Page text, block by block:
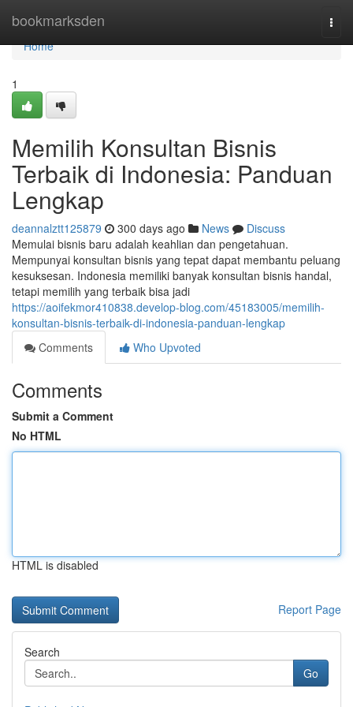
bookmarksden
Home
Home
1
Memilih Konsultan Bisnis
Terbaik di Indonesia: Panduan
Lengkap
deannalztt125879 300 days ago News
Discuss
Memulai bisnis baru adalah keahlian dan pengetahuan.
Mempunyai konsultan bisnis yang tepat dapat membantu peluang
kesuksesan. Indonesia memiliki banyak konsultan bisnis handal,
tetapi memilih yang terbaik bisa jadi
https://aoifekmor410838.develop-blog.com/45183005/memilih-
konsultan-bisnis-terbaik-di-indonesia-panduan-lengkap
Comments
Who Upvoted
Comments
Submit a Comment
No HTML
HTML is disabled
Report Page
Search
Go